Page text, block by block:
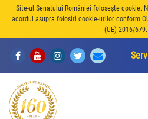
Site-ul Senatului României folosește cookie.
acordul asupra folosiri cookie-urilor conform
(UE) 2016/679.